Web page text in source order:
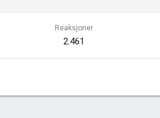
Reaksjoner
2.461